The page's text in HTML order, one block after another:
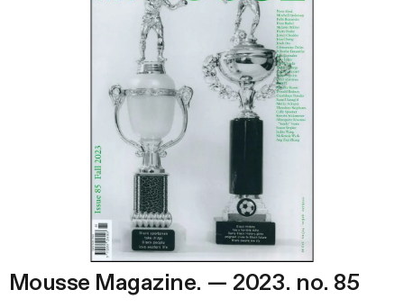
Mousse Magazine. — 2023. no. 85